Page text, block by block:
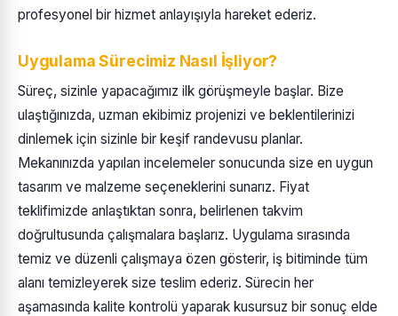
profesyonel bir hizmet anlayışıyla hareket ederiz.
Uygulama Sürecimiz Nasıl İşliyor?
Süreç, sizinle yapacağımız ilk görüşmeyle başlar. Bize
ulaştığınızda, uzman ekibimiz projenizi ve beklentilerinizi
dinlemek için sizinle bir keşif randevusu planlar.
Mekanınızda yapılan incelemeler sonucunda size en uygun
tasarım ve malzeme seçeneklerini sunarız. Fiyat
teklifimizde anlaştıktan sonra, belirlenen takvim
doğrultusunda çalışmalara başlarız. Uygulama sırasında
temiz ve düzenli çalışmaya özen gösterir, iş bitiminde tüm
alanı temizleyerek size teslim ederiz. Sürecin her
aşamasında kalite kontrolü yaparak kusursuz bir sonuç elde